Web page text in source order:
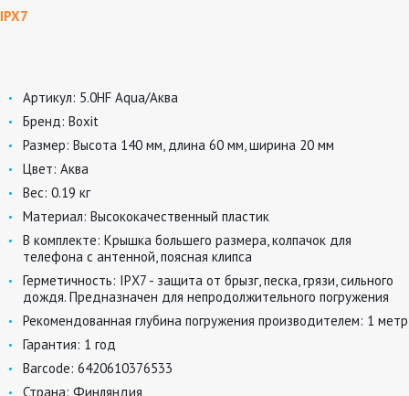
IPX7
Артикул: 5.0HF Aqua/Аква
Бренд: Boxit
Размер: Высота 140 мм, длина 60 мм, ширина 20 мм
Цвет: Аква
Вес: 0.19 кг
Материал: Высококачественный пластик
В комплекте: Крышка большего размера, колпачок для
телефона с антенной, поясная клипса
Герметичность: IPХ7 - защита от брызг, песка, грязи, сильного
дождя. Предназначен для непродолжительного погружения
Рекомендованная глубина погружения производителем: 1 метр
Гарантия: 1 год
Barcode: 6420610376533
Страна: Финляндия